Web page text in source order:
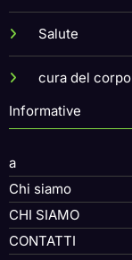
Salute
cura del corpo
Informative
a
Chi siamo
CHI SIAMO
CONTATTI